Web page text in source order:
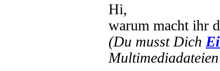
Hi,
warum macht ihr
(Du musst Dich